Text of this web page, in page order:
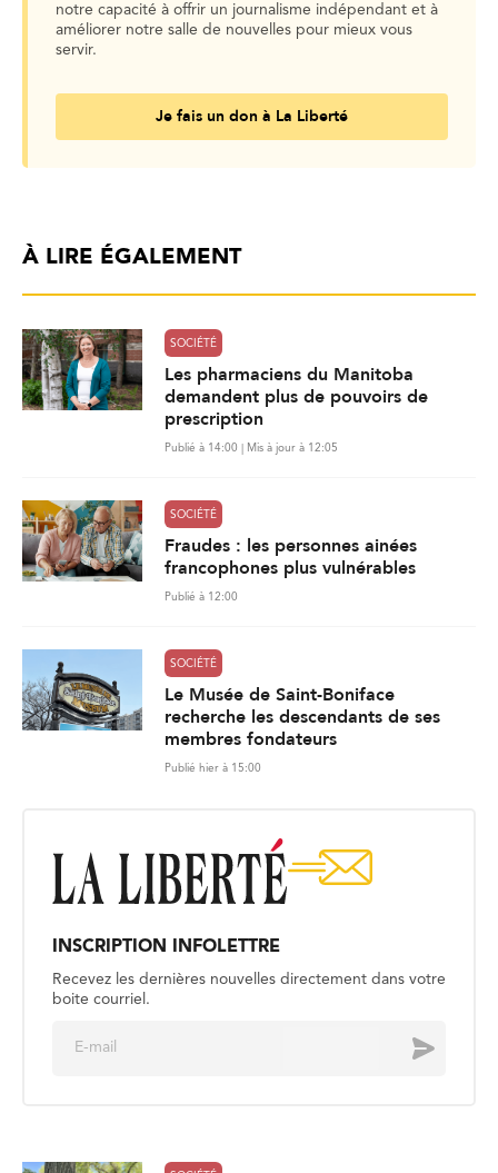
notre capacité à offrir un journalisme indépendant et à
améliorer notre salle de nouvelles pour mieux vous
servir.
Je fais un don à La Liberté
À LIRE ÉGALEMENT
SOCIÉTÉ
Les pharmaciens du Manitoba
demandent plus de pouvoirs de
prescription
Publié à 14:00 | Mis à jour à 12:05
SOCIÉTÉ
Fraudes : les personnes ainées
francophones plus vulnérables
Publié à 12:00
SOCIÉTÉ
Le Musée de Saint-Boniface
recherche les descendants de ses
membres fondateurs
Publié hier à 15:00
INSCRIPTION INFOLETTRE
Recevez les dernières nouvelles directement dans votre
boite courriel.
Envoyer